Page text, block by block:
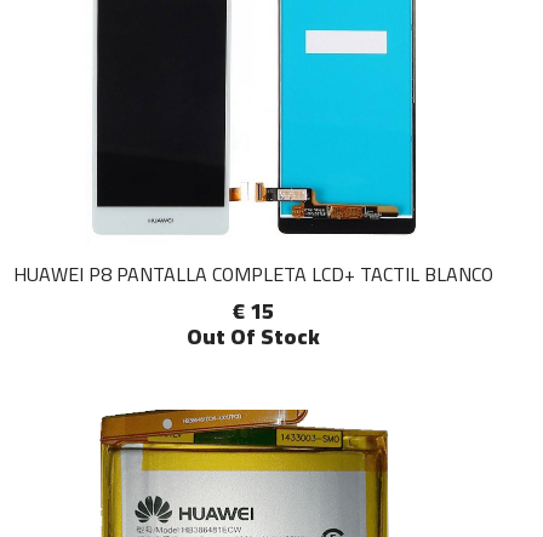
HUAWEI P8 PANTALLA COMPLETA LCD+ TACTIL BLANCO
€ 15
Out Of Stock